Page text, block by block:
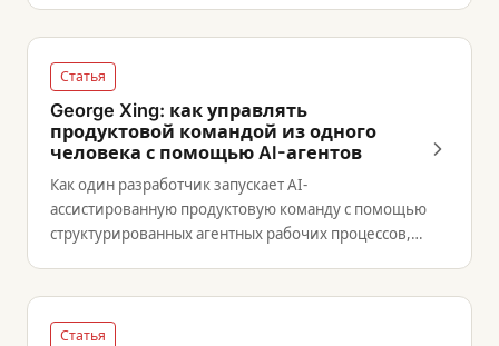
Статья
George Xing: как управлять
продуктовой командой из одного
человека с помощью AI-агентов
Как один разработчик запускает AI-
ассистированную продуктовую команду с помощью
структурированных агентных рабочих процессов,
Статья